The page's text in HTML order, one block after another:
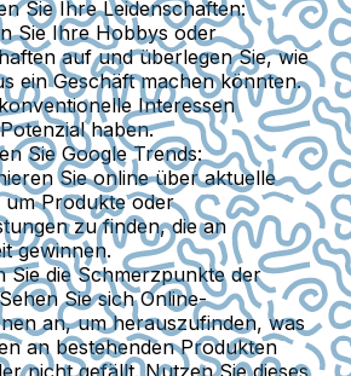
Sie Ihre Leidenschaften:
Sie Ihre Hobbys oder
auf und überlegen Sie, wie
ein Geschäft machen könnten.
Interessen
haben.
Sie Google Trends:
Sie online über aktuelle
um Produkte oder
zu finden, die an
gewinnen.
Sie die Schmerzpunkte der
Sie sich Online-
an, um herauszufinden, was
an bestehenden Produkten
nicht gefällt. Nutzen Sie dieses